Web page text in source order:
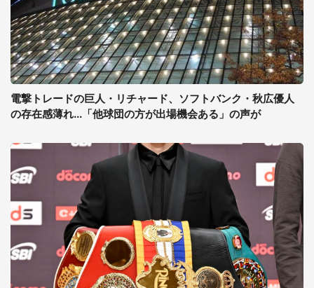
電撃トレードの巨人・リチャード、ソフトバンク・秋広優人
の存在感薄れ...「他球団の方が出場機会ある」の声が